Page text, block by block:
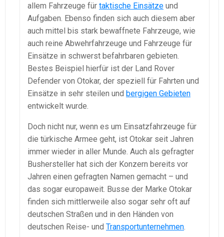
allem Fahrzeuge für taktische Einsätze und
Aufgaben. Ebenso finden sich auch diesem aber
auch mittel bis stark bewaffnete Fahrzeuge, wie
auch reine Abwehrfahrzeuge und Fahrzeuge für
Einsätze in schwerst befahrbaren gebieten.
Bestes Beispiel hierfür ist der Land Rover
Defender von Otokar, der speziell für Fahrten und
Einsätze in sehr steilen und bergigen Gebieten
entwickelt wurde.
Doch nicht nur, wenn es um Einsatzfahrzeuge für
die türkische Armee geht, ist Otokar seit Jahren
immer wieder in aller Munde. Auch als gefragter
Bushersteller hat sich der Konzern bereits vor
Jahren einen gefragten Namen gemacht – und
das sogar europaweit. Busse der Marke Otokar
finden sich mittlerweile also sogar sehr oft auf
deutschen Straßen und in den Händen von
deutschen Reise- und Transportunternehmen.